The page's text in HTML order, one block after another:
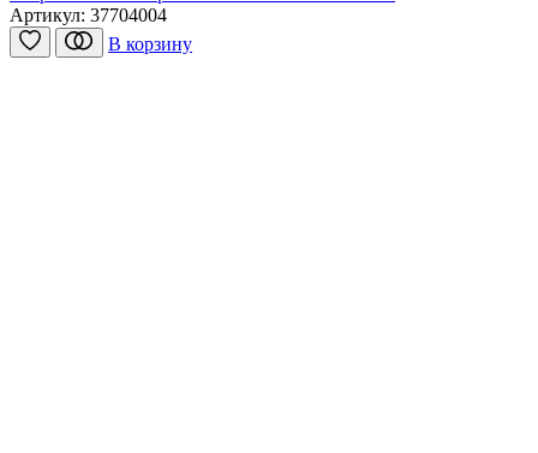
Артикул: 37704004
В корзину